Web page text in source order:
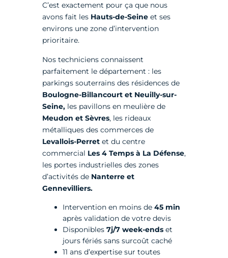
C’est exactement pour ça que nous
avons fait les Hauts-de-Seine et ses
environs une zone d’intervention
prioritaire.
Nos techniciens connaissent
parfaitement le département : les
parkings souterrains des résidences de
Boulogne-Billancourt et Neuilly-sur-
Seine,les pavillons en meulière de
Meudon et Sèvres, les rideaux
métalliques des commerces de
Levallois-Perretet du centre
commercial Les 4 Temps à La Défense,
les portes industrielles des zones
d’activités de Nanterre et
Gennevilliers.
Intervention en moins de 45 min
après validation de votre devis
Disponibles7j/7 week-endset
jours fériés sans surcoût caché
11 ans d’expertise sur toutes